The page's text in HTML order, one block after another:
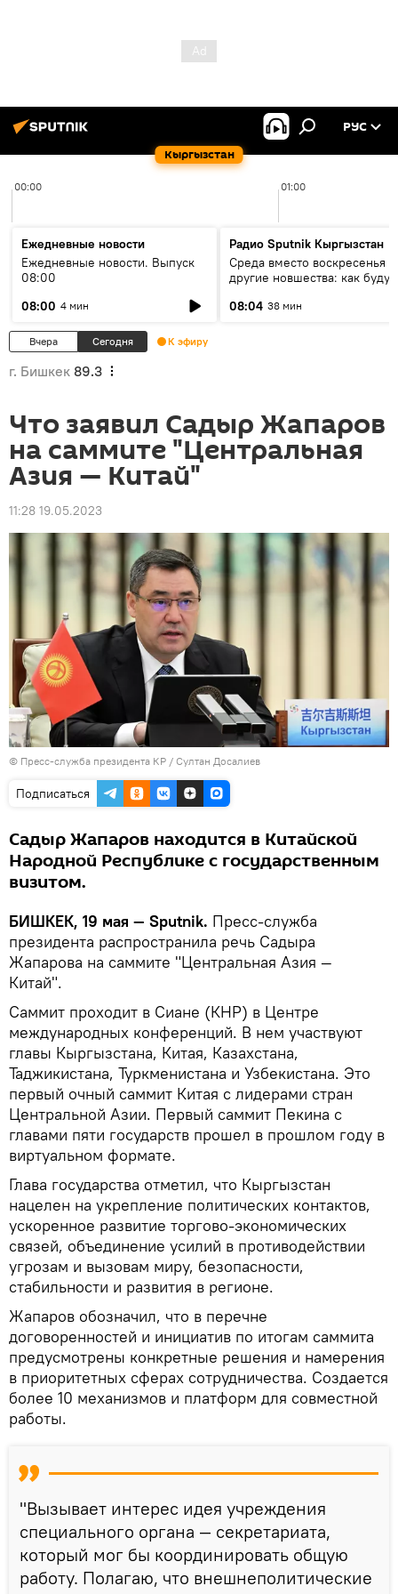
Кыргызстан
РУС
00:00 01:00
Ежедневные новости
Ежедневные новости. Выпуск
08:00
08:00 4 мин
Радио Sputnik Кыргызстан
Среда вместо воскресенья и
другие новшества: как будут
08:04 38 мин
Вчера Сегодня К эфиру
г. Бишкек 89.3
Что заявил Садыр Жапаров
на саммите "Центральная
Азия — Китай"
11:28 19.05.2023
© Пресс-служба президента КР / Султан Досалиев
Подписаться
Садыр Жапаров находится в Китайской
Народной Республике с государственным
визитом.
БИШКЕК, 19 мая — Sputnik. Пресс-служба
президента распространила речь Садыра
Жапарова на саммите "Центральная Азия —
Китай".
Саммит проходит в Сиане (КНР) в Центре
международных конференций. В нем участвуют
главы Кыргызстана, Китая, Казахстана,
Таджикистана, Туркменистана и Узбекистана. Это
первый очный саммит Китая с лидерами стран
Центральной Азии. Первый саммит Пекина с
главами пяти государств прошел в прошлом году в
виртуальном формате.
Глава государства отметил, что Кыргызстан
нацелен на укрепление политических контактов,
ускоренное развитие торгово-экономических
связей, объединение усилий в противодействии
угрозам и вызовам миру, безопасности,
стабильности и развития в регионе.
Жапаров обозначил, что в перечне
договоренностей и инициатив по итогам саммита
предусмотрены конкретные решения и намерения
в приоритетных сферах сотрудничества. Создается
более 10 механизмов и платформ для совместной
работы.
"Вызывает интерес идея учреждения
специального органа — секретариата,
который мог бы координировать общую
работу. Полагаю, что внешнеполитические